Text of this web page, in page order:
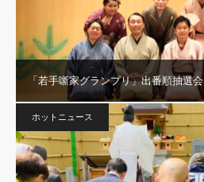
「若手噺家グランプリ」出番順抽選会
ホットニュース